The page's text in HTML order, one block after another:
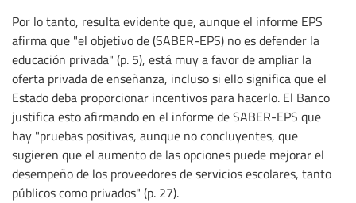
Por lo tanto, resulta evidente que, aunque el informe EPS
afirma que "el objetivo de (SABER-EPS) no es defender la
educación privada" (p. 5), está muy a favor de ampliar la
oferta privada de enseñanza, incluso si ello significa que el
Estado deba proporcionar incentivos para hacerlo. El Banco
justifica esto afirmando en el informe de SABER-EPS que
hay "pruebas positivas, aunque no concluyentes, que
sugieren que el aumento de las opciones puede mejorar el
desempeño de los proveedores de servicios escolares, tanto
públicos como privados" (p. 27).